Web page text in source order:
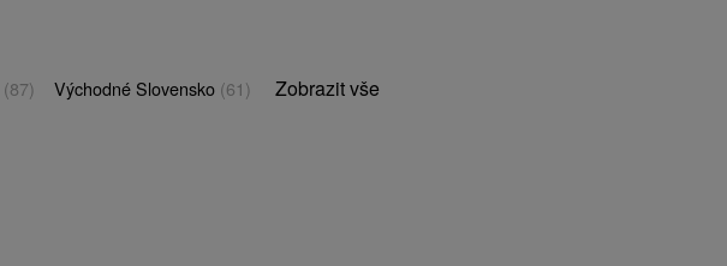
(87) Východné Slovensko (61) Zobrazit vše